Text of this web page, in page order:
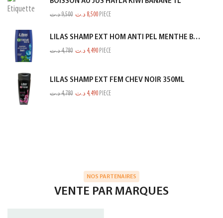
9,500د.ت 8,500 د.ت PIECE
LILAS SHAMP EXT HOM ANTI PEL MENTHE BLEU 350ML
4,780د.ت 4,490 د.ت PIECE
LILAS SHAMP EXT FEM CHEV NOIR 350ML
4,780د.ت 4,490 د.ت PIECE
NOS PARTENAIRES
VENTE PAR MARQUES